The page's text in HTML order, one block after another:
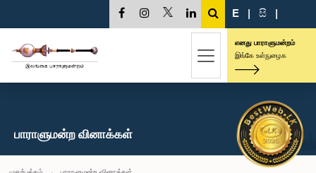
E | සි |
எனது பாராளுமன்றம்
இங்கே உள்நுழைக
பாராளுமன்ற வினாக்கள்